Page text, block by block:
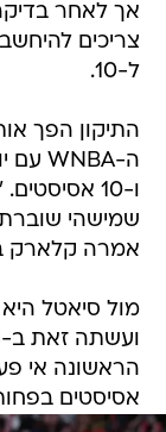
אך לאחר
צריכים
ל-10.
התיקון הפך
ו-10
שמישהי
אמרה קלארק
מול סיאטל
אסיסטים בפחות מ-25